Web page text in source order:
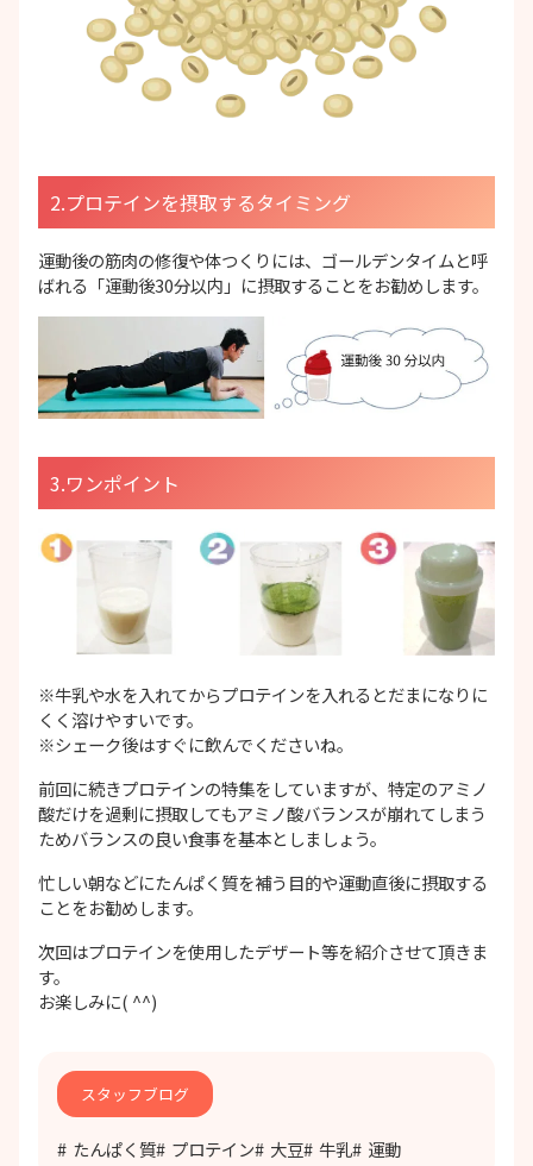
2.プロテインを摂取するタイミング
運動後の筋肉の修復や体つくりには、ゴールデンタイムと呼
ばれる「運動後30分以内」に摂取することをお勧めします。
3.ワンポイント
※牛乳や水を入れてからプロテインを入れるとだまになりに
くく溶けやすいです。
※シェーク後はすぐに飲んでくださいね。
前回に続きプロテインの特集をしていますが、特定のアミノ
酸だけを過剰に摂取してもアミノ酸バランスが崩れてしまう
ためバランスの良い食事を基本としましょう。
忙しい朝などにたんぱく質を補う目的や運動直後に摂取する
ことをお勧めします。
次回はプロテインを使用したデザート等を紹介させて頂きま
す。
お楽しみに( ^^)
スタッフブログ
たんぱく質 プロテイン 大豆 牛乳 運動